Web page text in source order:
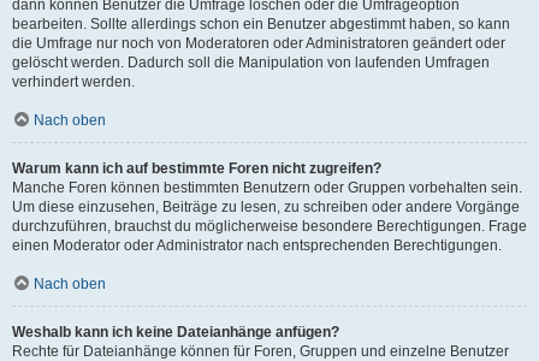
dann können Benutzer die Umfrage löschen oder die Umfrageoption
bearbeiten. Sollte allerdings schon ein Benutzer abgestimmt haben, so kann
die Umfrage nur noch von Moderatoren oder Administratoren geändert oder
gelöscht werden. Dadurch soll die Manipulation von laufenden Umfragen
verhindert werden.
Nach oben
Warum kann ich auf bestimmte Foren nicht zugreifen?
Manche Foren können bestimmten Benutzern oder Gruppen vorbehalten sein.
Um diese einzusehen, Beiträge zu lesen, zu schreiben oder andere Vorgänge
durchzuführen, brauchst du möglicherweise besondere Berechtigungen. Frage
einen Moderator oder Administrator nach entsprechenden Berechtigungen.
Nach oben
Weshalb kann ich keine Dateianhänge anfügen?
Rechte für Dateianhänge können für Foren, Gruppen und einzelne Benutzer